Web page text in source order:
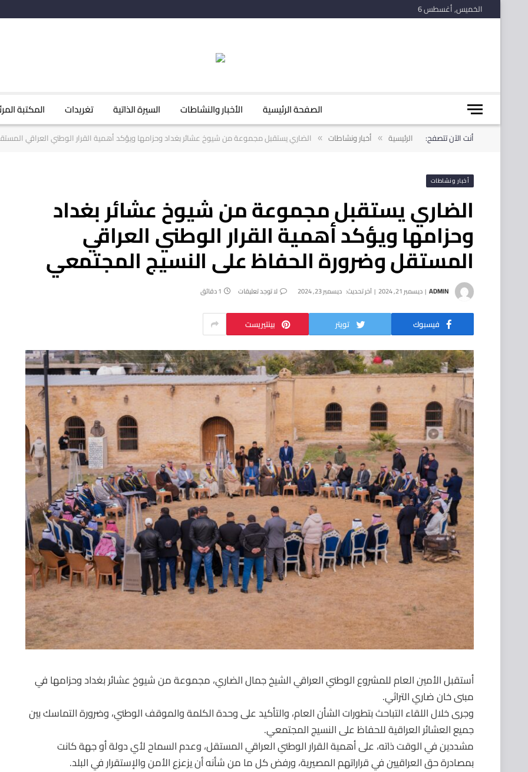
الخميس, أغسطس 6
الصفحة الرئيسية الأخبار والنشاطات السيرة الذاتية تغريدات المكتبة
أنت الآن تتصفح: الرئيسية » أخبار ونشاطات » الضاري يستقبل مجموعة من شيوخ عشائر بغداد وحزامها ويؤكد أهمية القرار الوطني العراقي
أخبار ونشاطات
الضاري يستقبل مجموعة من شيوخ عشائر بغداد
وحزامها ويؤكد أهمية القرار الوطني العراقي
المستقل وضرورة الحفاظ على النسيج المجتمعي
ADMIN ديسمبر 21, 2024 آخر تحديث: ديسمبر 23, 2024 لا توجد تعليقات 1 دقائق
فيسبوك تويتر بينتيريست
أستقبل الأمين العام للمشروع الوطني العراقي الشيخ جمال الضاري، مجموعة من شيوخ عشائر بغداد وحزامها في
مبنى خان ضاري التراثي.
وجرى خلال اللقاء التباحث بتطورات الشأن العام، والتأكيد على وحدة الكلمة والموقف الوطني، وضرورة التماسك بين
جميع العشائر العراقية للحفاظ على النسيج المجتمعي.
مشددين في الوقت ذاته، على أهمية القرار الوطني العراقي المستقل، وعدم السماح لأي دولة أو جهة كانت
بمصادرة حق العراقيين في قراراتهم المصيرية، ورفض كل ما من شأنه أن يزعزع الأمن والإستقرار في البلد.